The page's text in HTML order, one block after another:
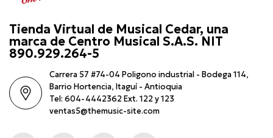
Tienda Virtual de Musical Cedar, una
marca de Centro Musical S.A.S. NIT
890.929.264-5
Carrera 57 #74-04 Poligono industrial - Bodega 114,
Barrio Hortencia, Itaguí - Antioquia
Tel: 604-4442362 Ext. 122 y 123
ventas5@themusic-site.com